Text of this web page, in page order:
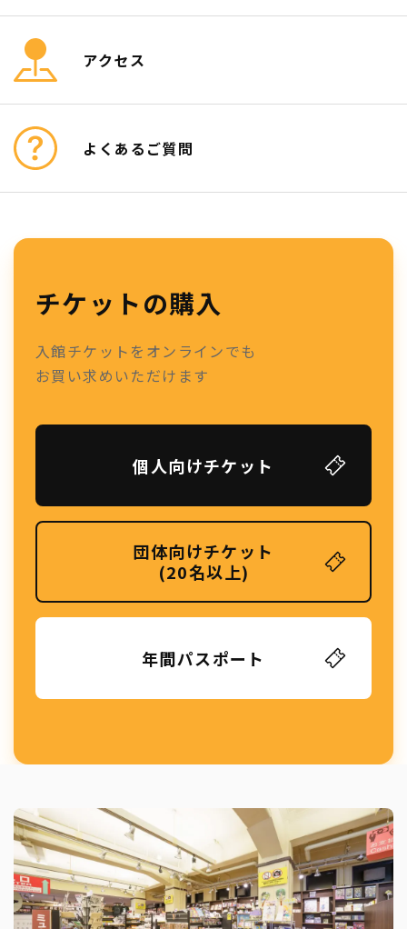
アクセス
よくあるご質問
チケットの購入
入館チケットをオンラインでも
お買い求めいただけます
個人向けチケット
団体向けチケット
(20名以上)
年間パスポート